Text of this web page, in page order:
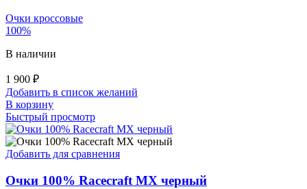
Очки кроссовые
100%
В наличии
1 900 ₽
Добавить в список желаний
В корзину
Быстрый просмотр
Добавить для сравнения
Очки 100% Racecraft MX черный